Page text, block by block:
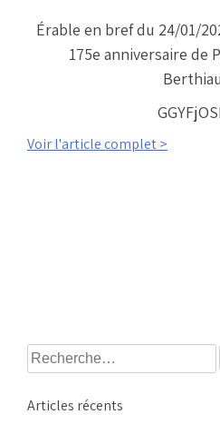
Érable en bref du 24/01/
175e anniversaire de
Voir l'article complet >
Rechercher :
Articles récents